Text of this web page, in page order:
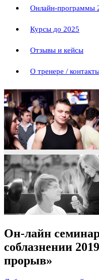
Онлайн-программы
Курсы до 2025
Отзывы и кейсы
О тренере /
Он-лайн
соблазнении
прорыв»